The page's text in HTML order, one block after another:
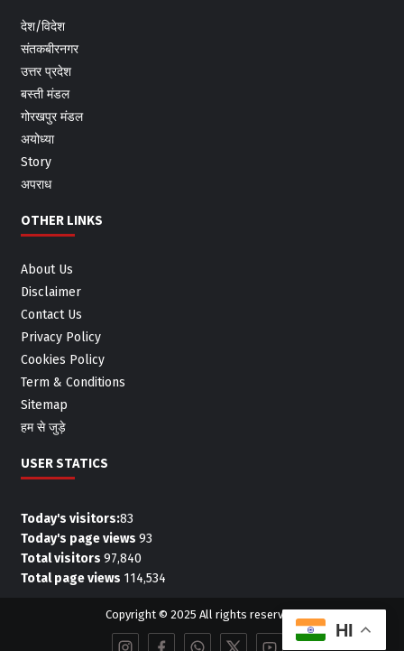
देश/विदेश
संतकबीरनगर
उत्तर प्रदेश
बस्ती मंडल
गोरखपुर मंडल
अयोध्या
Story
अपराध
OTHER LINKS
About Us
Disclaimer
Contact Us
Privacy Policy
Cookies Policy
Term & Conditions
Sitemap
हम से जुड़े
USER STATICS
Today's visitors:83
Today's page views 93
Total visitors 97,840
Total page views 114,534
Copyright © 2025 All rights reserved.
HI